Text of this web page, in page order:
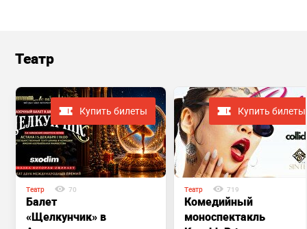
Театр
Купить билеты
Театр 70
Балет
«Щелкунчик» в
Купить билеты
Театр 719
Комедийный
моноспектакль